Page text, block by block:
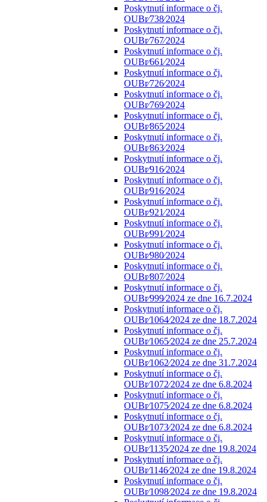
Poskytnutí informace o čj.
OUBr⁄738⁄2024
Poskytnutí informace o čj.
OUBr⁄767⁄2024
Poskytnutí informace o čj.
OUBr⁄661⁄2024
Poskytnutí informace o čj.
OUBr⁄726⁄2024
Poskytnutí informace o čj.
OUBr⁄769⁄2024
Poskytnutí informace o čj.
OUBr⁄865⁄2024
Poskytnutí informace o čj.
OUBr⁄863⁄2024
Poskytnutí informace o čj.
OUBr⁄916⁄2024
Poskytnutí informace o čj.
OUBr⁄916⁄2024
Poskytnutí informace o čj.
OUBr⁄921⁄2024
Poskytnutí informace o čj.
OUBr⁄991⁄2024
Poskytnutí informace o čj.
OUBr⁄980⁄2024
Poskytnutí informace o čj.
OUBr⁄807⁄2024
Poskytnutí informace o čj.
OUBr⁄999⁄2024 ze dne 16.7.2024
Poskytnutí informace o čj.
OUBr⁄1064⁄2024 ze dne 18.7.2024
Poskytnutí informace o čj.
OUBr⁄1065⁄2024 ze dne 25.7.2024
Poskytnutí informace o čj.
OUBr⁄1062⁄2024 ze dne 31.7.2024
Poskytnutí informace o čj.
OUBr⁄1072⁄2024 ze dne 6.8.2024
Poskytnutí informace o čj.
OUBr⁄1075⁄2024 ze dne 6.8.2024
Poskytnutí informace o čj.
OUBr⁄1073⁄2024 ze dne 6.8.2024
Poskytnutí informace o čj.
OUBr⁄1135⁄2024 ze dne 19.8.2024
Poskytnutí informace o čj.
OUBr⁄1146⁄2024 ze dne 19.8.2024
Poskytnutí informace o čj.
OUBr⁄1098⁄2024 ze dne 19.8.2024